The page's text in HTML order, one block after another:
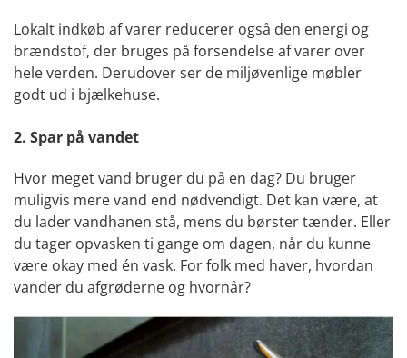
Lokalt indkøb af varer reducerer også den energi og
brændstof, der bruges på forsendelse af varer over
hele verden. Derudover ser de miljøvenlige møbler
godt ud i bjælkehuse.
2. Spar på vandet
Hvor meget vand bruger du på en dag? Du bruger
muligvis mere vand end nødvendigt. Det kan være, at
du lader vandhanen stå, mens du børster tænder. Eller
du tager opvasken ti gange om dagen, når du kunne
være okay med én vask. For folk med haver, hvordan
vander du afgrøderne og hvornår?